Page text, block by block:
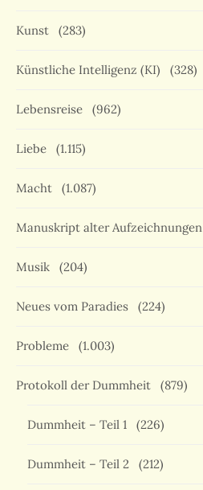
Kunst (283)
Künstliche Intelligenz (KI) (328)
Lebensreise (962)
Liebe (1.115)
Macht (1.087)
Manuskript alter Aufzeichnungen
Musik (204)
Neues vom Paradies (224)
Probleme (1.003)
Protokoll der Dummheit (879)
Dummheit – Teil 1 (226)
Dummheit – Teil 2 (212)